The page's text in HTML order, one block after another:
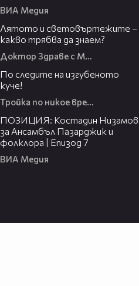
ВИА Медия
Лятото и световъртежите –
какво трябва да знаем?
Доктор Здраве с Мария
По следите на изгубеното
куче!
Тройка по никое време
ПОЗИЦИЯ: Костадин Низамов
за Ансамбъл Пазарджик и
фолклора | Епизод 7
ВИА Медия